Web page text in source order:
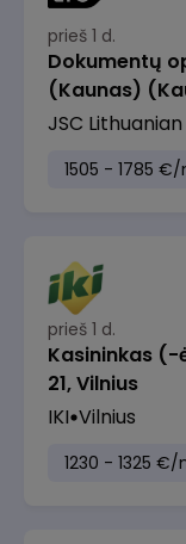
prieš 1 d.
Dokumentų
(Kaunas)
JSC
1505 - 1785
prieš 1 d.
Kasininkas
21, Vilnius
IKI Vilnius
1230 - 1325 €/